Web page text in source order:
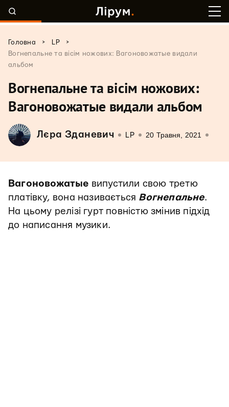
Головна > LP
>
Вогнепальне та вісім ножових: Вагоновожатые видали
альбом
Вогнепальне та вісім ножових:
Вагоновожатые видали альбом
Лєра Зданевич LP 20 Травня, 2021
Вагоновожатые випустили свою третю
платівку, вона називається Вогнепальне.
На цьому релізі гурт повністю змінив підхід
до написання музики.